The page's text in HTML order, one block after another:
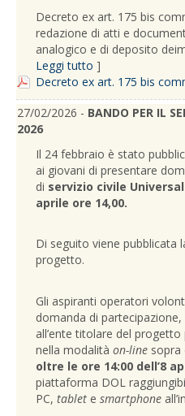
Decreto ex art. 175 bis
redazione di atti e
analogico e di deposito
Leggi tutto ]
Decreto ex art. 175 bis
27/02/2026 - BANDO PER IL
2026
Il 24 febbraio è stato
ai giovani di presentare
di servizio civile
aprile ore 14,00.
Di seguito viene pubblicata
progetto.
Gli aspiranti operatori
domanda di
all’ente titolare del
nella modalità on-line sopra
oltre le ore 14:00 dell’8
piattaforma DOL
PC, tablet e smartphone